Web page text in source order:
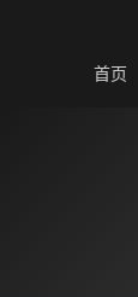
首页